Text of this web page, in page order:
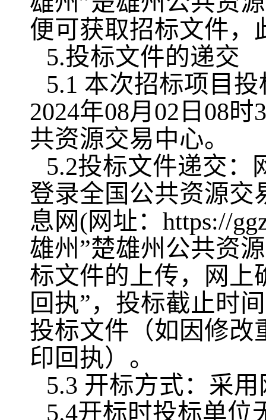
便可获取招标文件，
5.投标文件的递交
5.1 本次招标项目
2024年08月02日08
共资源交易中心。
5.2投标文件递交：
登录全国公共资源交
息网(网址：https://
雄州”楚雄州公共资
标文件的上传，网上
回执”，投标截止时
投标文件（如因修改
印回执）。
5.3 开标方式：采
5.4开标时投标单位